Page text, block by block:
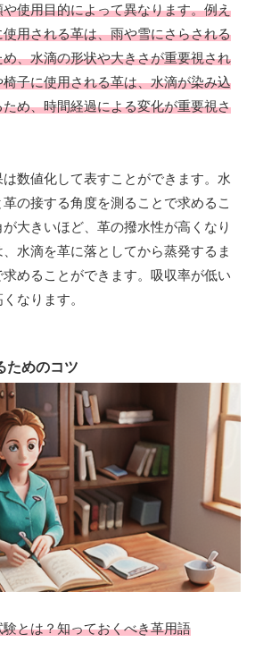
使用目的によって異なります。例え
用される革は、雨や雪にさらされる
、水滴の形状や大きさが重要視され
子に使用される革は、水滴が染み込
め、時間経過による変化が重要視さ
数値化して表すことができます。水
の接する角度を測ることで求めるこ
大きいほど、革の撥水性が高くなり
水滴を革に落としてから蒸発するま
めることができます。吸収率が低い
なります。
ためのコツ
とは？知っておくべき革用語